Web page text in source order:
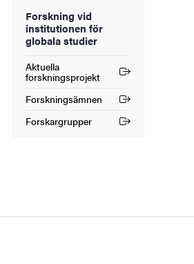
Forskning vid
institutionen för
globala studier
Aktuella
forskningsprojekt
(Extern länk)
Forskningsämnen
(Extern länk)
Forskargrupper
(Extern länk)